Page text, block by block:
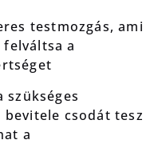
testmozgás, ami
a
szükséges
csodát tesz
a